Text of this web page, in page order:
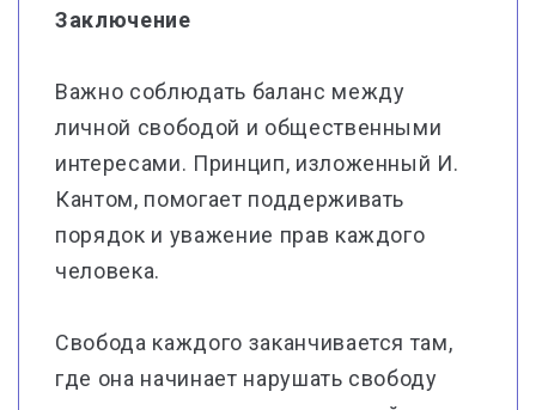
Заключение
Важно соблюдать баланс между
личной свободой и общественными
интересами. Принцип, изложенный И.
Кантом, помогает поддерживать
порядок и уважение прав каждого
человека.
Свобода каждого заканчивается там,
где она начинает нарушать свободу